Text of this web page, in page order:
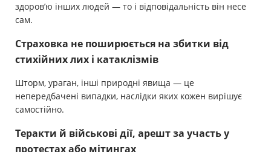
здоров’ю інших людей — то і відповідальність він несе
сам.
Страховка не поширюється на збитки від
стихійних лих і катаклізмів
Шторм, ураган, інші природні явища — це
непередбачені випадки, наслідки яких кожен вирішує
самостійно.
Теракти й військові дії, арешт за участь у
протестах або мітингах